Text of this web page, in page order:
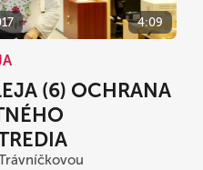
4:09
(6) OCHRANA